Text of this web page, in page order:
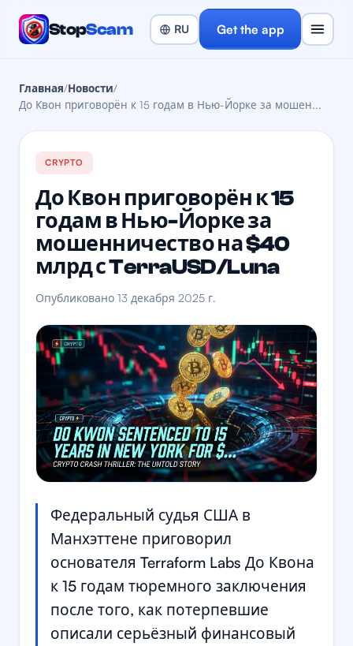
StopScam Get the app
Главная/Новости/
До Квон приговорён к 15 годам в Нью-Йорке за мошен...
CRYPTO
До Квон приговорён к 15
годам в Нью-Йорке за
мошенничество на $40
млрд с TerraUSD/Luna
Опубликовано 13 декабря 2025 г.
Федеральный судья США в
Манхэттене приговорил
основателя Terraform Labs До Квона
к 15 годам тюремного заключения
после того, как потерпевшие
описали серьёзный финансовый